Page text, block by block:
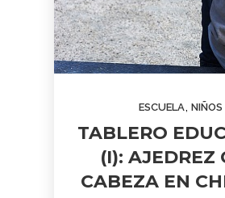
4
COMUNIDAD
AJEDREZ
CON
CABEZA.
BUEN
29
2026
AJEDREZ
CABEZA –
JULIO
¡AJEDREZ
1 1
ESCUELA, NIÑOS
TABLERO
(I): AJEDREZ
CABEZA EN